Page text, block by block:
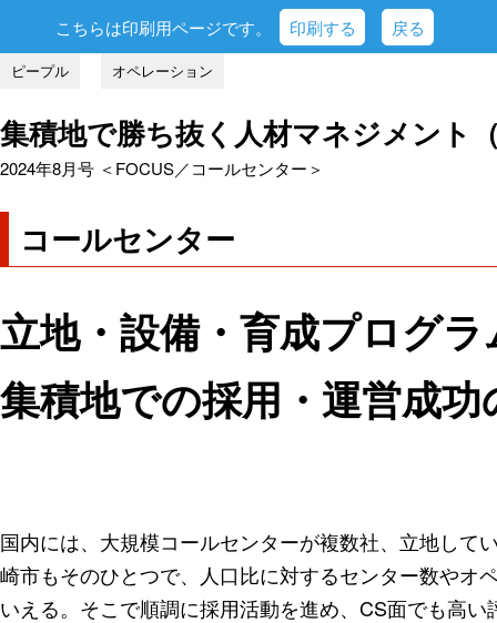
こちらは印刷用ページです。 印刷する 戻る
ピープル オペレーション
集積地で勝ち抜く人材マネジメント
2024年8月号 ＜FOCUS／コールセンター＞
コールセンター
立地・設備・育成プログ
集積地での採用・運営成
国内には、大規模コールセンターが複数社、立地して
崎市もそのひとつで、人口比に対するセンター数やオ
いえる。そこで順調に採用活動を進め、CS面でも高